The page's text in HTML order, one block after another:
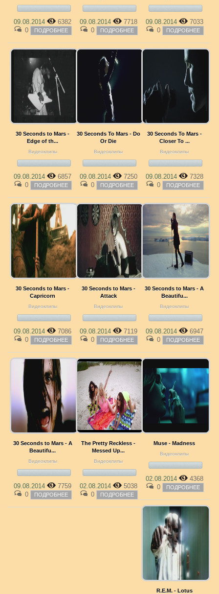
09.08.2014
6382
0
ПОДРОБНЕЕ
09.08.2014
7718
0
ПОДРОБНЕЕ
09.08.2014
7033
0
ПОДРОБНЕЕ
30 Seconds to Mars -
Edge of th...
Видеоклипы
09.08.2014
6857
0
ПОДРОБНЕЕ
30 Seconds To Mars - Do
Or Die
Видеоклипы
09.08.2014
7250
0
ПОДРОБНЕЕ
30 Seconds To Mars -
Closer To ...
Видеоклипы
09.08.2014
7328
0
ПОДРОБНЕЕ
30 Seconds to Mars -
Capricorn
Видеоклипы
09.08.2014
7086
0
ПОДРОБНЕЕ
30 Seconds to Mars -
Attack
Видеоклипы
09.08.2014
7119
0
ПОДРОБНЕЕ
30 Seconds to Mars - A
Beautifu...
Видеоклипы
09.08.2014
6947
0
ПОДРОБНЕЕ
30 Seconds to Mars - A
Beautifu...
Видеоклипы
09.08.2014
7759
0
ПОДРОБНЕЕ
The Pretty Reckless -
Messed Up...
Видеоклипы
02.08.2014
5038
0
ПОДРОБНЕЕ
Muse - Madness
Видеоклипы
02.08.2014
4368
0
ПОДРОБНЕЕ
R.E.M. - Lotus